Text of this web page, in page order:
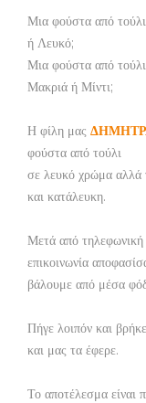
Μια φούστα από
ή Λευκό;
Μια φούστα από
Μακριά ή Μίντι;
Η φίλη μας
φούστα από τούλι
σε λευκό χρώμα αλλά
και κατάλευκη.
Μετά από τηλεφωνική
επικοινωνία
βάλουμε από μέσα
Πήγε λοιπόν και
και μας τα έφερε.
Το αποτέλεσμα είναι